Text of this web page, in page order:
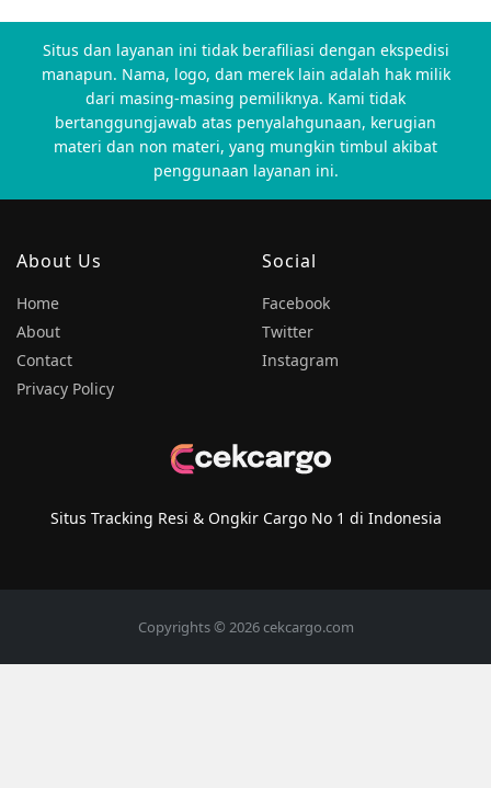
Situs dan layanan ini tidak berafiliasi dengan ekspedisi
manapun. Nama, logo, dan merek lain adalah hak milik
dari masing-masing pemiliknya. Kami tidak
bertanggungjawab atas penyalahgunaan, kerugian
materi dan non materi, yang mungkin timbul akibat
penggunaan layanan ini.
About Us
Home
About
Contact
Privacy Policy
Social
Facebook
Twitter
Instagram
Situs Tracking Resi & Ongkir Cargo No 1 di Indonesia
Copyrights © 2026 cekcargo.com